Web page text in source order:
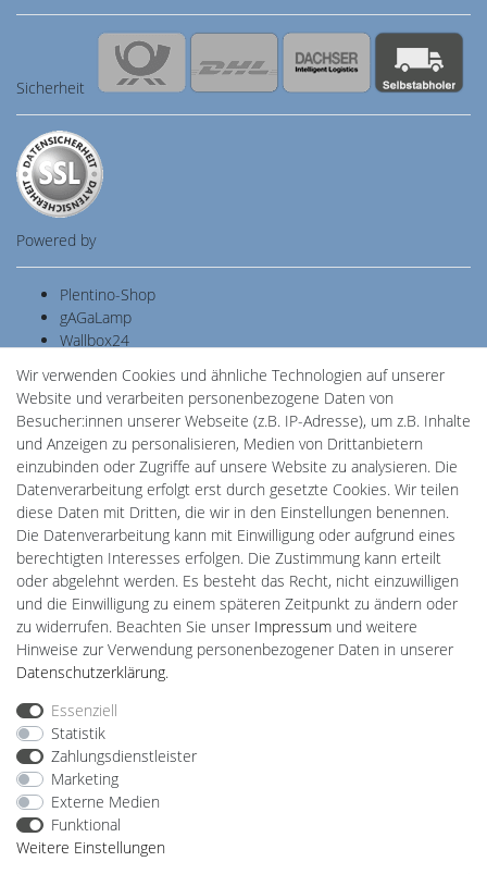
Sicherheit
Powered by
Plentino-Shop
gAGaLamp
Wallbox24
Batteriespeicher
PlentiSolar
Gebrauchtlicht
Ledkauf
DEYESOLAR
Lightech Connect
CardanLight Europe
FORTIMO LEDs
LED-RETROSHOP
MeinUSB
Impressum
Barrierefreiheitserklärung
Vertrag widerrufen
Wir verwenden Cookies und ähnliche Technologien auf unserer
Website und verarbeiten personenbezogene Daten von
Besucher:innen unserer Webseite (z.B. IP-Adresse), um z.B. Inhalte
und Anzeigen zu personalisieren, Medien von Drittanbietern
einzubinden oder Zugriffe auf unsere Website zu analysieren. Die
Datenverarbeitung erfolgt erst durch gesetzte Cookies. Wir teilen
diese Daten mit Dritten, die wir in den Einstellungen benennen.
Die Datenverarbeitung kann mit Einwilligung oder aufgrund eines
berechtigten Interesses erfolgen. Die Zustimmung kann erteilt
oder abgelehnt werden. Es besteht das Recht, nicht einzuwilligen
und die Einwilligung zu einem späteren Zeitpunkt zu ändern oder
zu widerrufen. Beachten Sie unser Impressum und weitere
Hinweise zur Verwendung personenbezogener Daten in unserer
Daten­schutz­erklärung.
Essenziell
Statistik
Zahlungsdienstleister
Marketing
Externe Medien
Funktional
Weitere Einstellungen